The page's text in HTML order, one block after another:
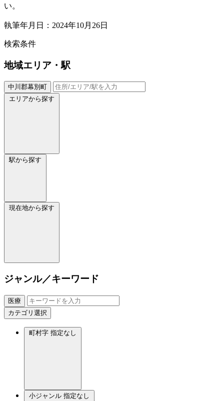
い。
執筆年月日：2024年10月26日
検索条件
地域エリア・駅
中川郡幕別町
エリアから探す
駅から探す
現在地から探す
ジャンル／キーワード
医療
カテゴリ選択
町村字 指定なし
小ジャンル 指定なし